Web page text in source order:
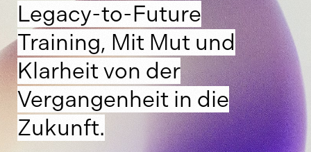
Legacy-to-Future
Training, Mit Mut und
Klarheit von der
Vergangenheit in die
Zukunft.